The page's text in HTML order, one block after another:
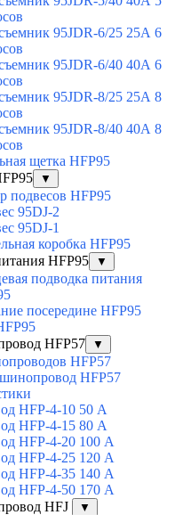
95JDR-6/25 25А 6
95JDR-6/40 40А 6
95JDR-8/25 25А 8
95JDR-8/40 40А 8
щетка HFP95
▼
подвесов HFP95
95DJ-2
95DJ-1
коробка HFP95
HFP95
▼
подводка питания
посередине HFP95
HFP57
▼
HFP57
HFP57
HFP-4-10 50 А
HFP-4-15 80 А
HFP-4-20 100 А
HFP-4-25 120 А
HFP-4-35 140 А
HFP-4-50 170 А
HFJ
▼